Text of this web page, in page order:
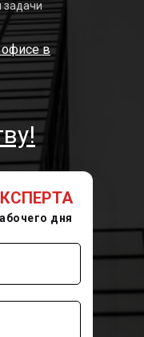
дня
офисе в
задачи